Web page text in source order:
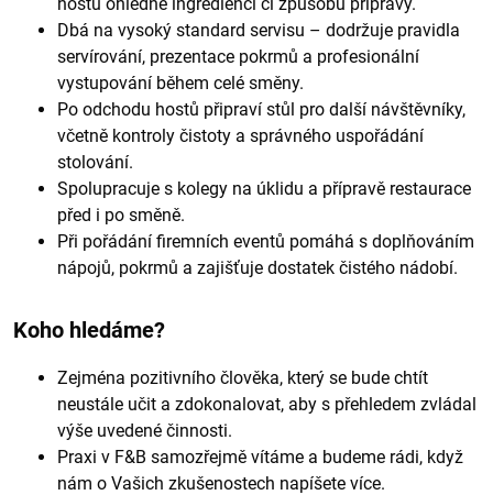
Dbá na vysoký standard servisu – dodržuje pravidla
servírování, prezentace pokrmů a profesionální
vystupování během celé směny.
Po odchodu hostů připraví stůl pro další návštěvníky,
včetně kontroly čistoty a správného uspořádání
stolování.
Spolupracuje s kolegy na úklidu a přípravě restaurace
před i po směně.
Při pořádání firemních eventů pomáhá s doplňováním
nápojů, pokrmů a zajišťuje dostatek čistého nádobí.
Koho hledáme?
Zejména pozitivního člověka, který se bude chtít
neustále učit a zdokonalovat, aby s přehledem zvládal
výše uvedené činnosti.
Praxi v F&B samozřejmě vítáme a budeme rádi, když
nám o Vašich zkušenostech napíšete více.